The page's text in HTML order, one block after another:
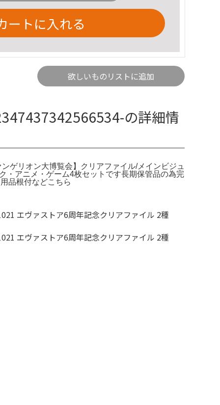
ートに入れる
欲しいものリストに追加
の詳細情
ゲリオン大博覧会】クリアファイル/メインビジュ
・アニメ・ゲーム4枚セットです長期保管品の為完
品根付などこちら